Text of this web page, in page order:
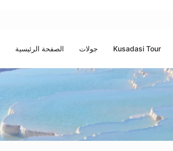
الصفحة الرئيسية جولات Kusadasi Tour